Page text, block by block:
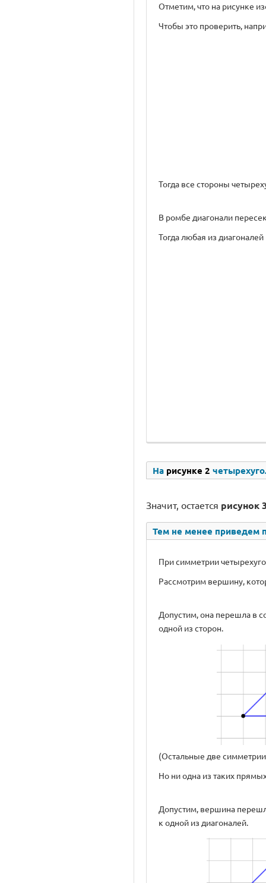
Отметим, что на рисунке
Чтобы это проверить,
Тогда все стороны
В ромбе диагонали
Тогда любая из
На рисунке 2
Значит, остается рисунок
Тем не менее приведем
При симметрии
Рассмотрим вершину,
Допустим, она перешла в
одной из сторон.
(Остальные две
Но ни одна из таких
Допустим, вершина
к одной из диагоналей.